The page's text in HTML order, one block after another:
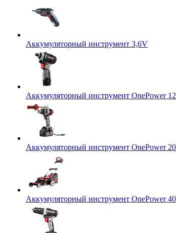
Аккумуляторный инструмент 3,6V
Аккумуляторный инструмент OnePower
Аккумуляторный инструмент OnePower
Аккумуляторный инструмент OnePower